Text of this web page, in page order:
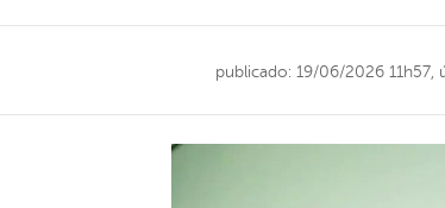
publicado: 19/06/2026 11h57,